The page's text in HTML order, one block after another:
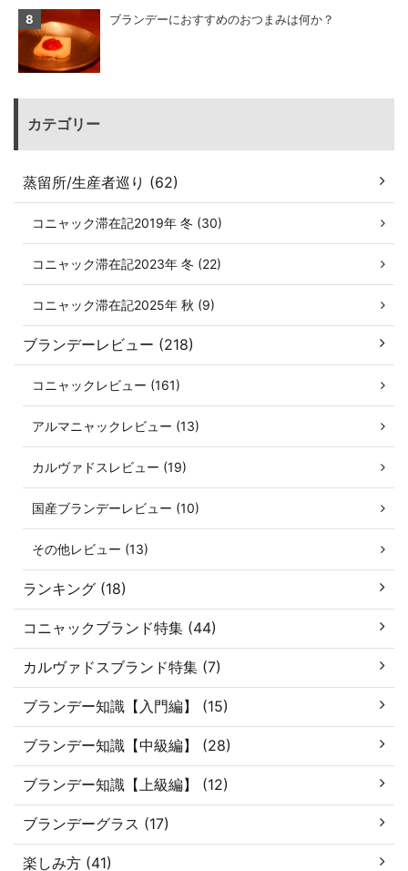
ブランデーにおすすめのおつまみは何か？
カテゴリー
蒸留所/生産者巡り (62)
コニャック滞在記2019年 冬 (30)
コニャック滞在記2023年 冬 (22)
コニャック滞在記2025年 秋 (9)
ブランデーレビュー (218)
コニャックレビュー (161)
アルマニャックレビュー (13)
カルヴァドスレビュー (19)
国産ブランデーレビュー (10)
その他レビュー (13)
ランキング (18)
コニャックブランド特集 (44)
カルヴァドスブランド特集 (7)
ブランデー知識【入門編】 (15)
ブランデー知識【中級編】 (28)
ブランデー知識【上級編】 (12)
ブランデーグラス (17)
楽しみ方 (41)